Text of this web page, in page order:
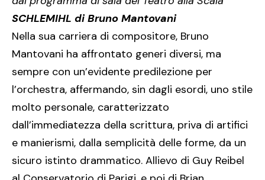
SCHLEMIHL di Bruno Mantovani
Nella sua carriera di compositore, Bruno
Mantovani ha affrontato generi diversi, ma
sempre con un’evidente predilezione per
l’orchestra, affermando, sin dagli esordi, uno stile
molto personale, caratterizzato
dall’immediatezza della scrittura, priva di artifici
e manierismi, dalla semplicità delle forme, da un
sicuro istinto drammatico. Allievo di Guy Reibel